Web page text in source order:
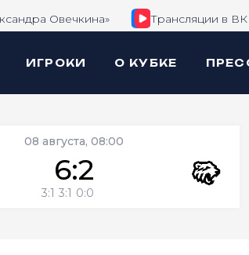
Овечкина» Трансляции в ВК
ИГРОКИ О КУБКЕ
08 августа, 08:00
6:2
3:1 3:1 0:0